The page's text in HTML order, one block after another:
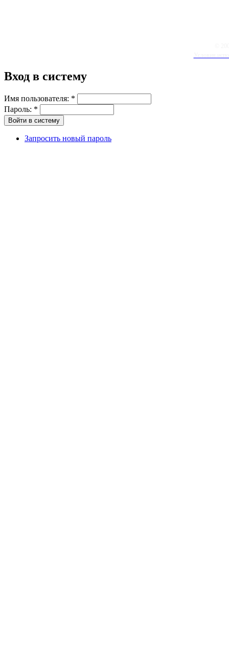
Вход в систему
Имя пользователя: *
Пароль: *
Запросить новый пароль